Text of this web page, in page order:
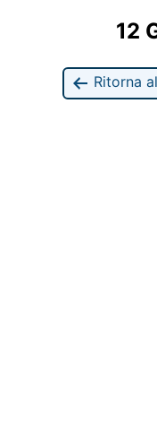
12
Ritorna